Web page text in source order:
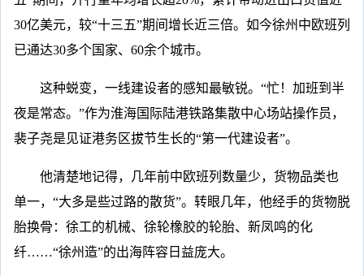
30亿美元，较“十三五”期间增长近三倍。如今徐州中欧班列
已通达30多个国家、60余个城市。
这种蜕变，一线建设者的感知最敏锐。“忙！加班到半
夜是常态。”作为淮海国际陆港铁路集散中心场站操作员，
裴子尧是见证港务区拔节生长的“第一代建设者”。
他清楚地记得，几年前中欧班列数量少，货物品类也
单一，“大多是些过路的散货”。转眼几年，他经手的货物脱
胎换骨：徐工的机械、徐轮橡胶的轮胎、新凤鸣的化
纤……“徐州造”的出海阵容日益庞大。